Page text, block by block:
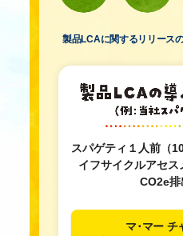
製品LCAに関するリリース
スパゲティ１人前（
イフサイクルアセ
CO2e
マ･マー チ